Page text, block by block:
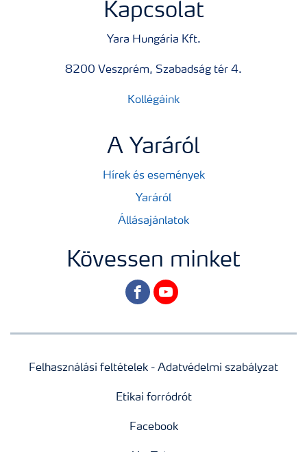
Kapcsolat
Yara Hungária Kft.
8200 Veszprém, Szabadság tér 4.
Kollégáink
A Yaráról
Hírek és események
Yaráról
Állásajánlatok
Kövessen minket
facebookyoutube
Felhasználási feltételek - Adatvédelmi szabályzat
Etikai forródrót
Facebook